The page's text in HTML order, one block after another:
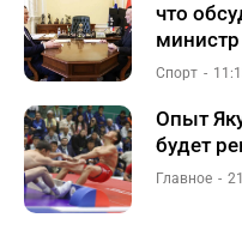
что
Спорт
Опыт
будет
Главное